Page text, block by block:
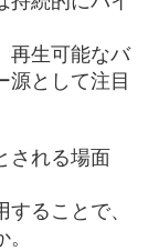
再生可能なバ
源として注目
される場面
ることで、